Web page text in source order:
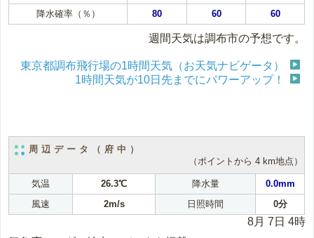
降水確率（％）
80 60 60
週間天気は調布市の予想です。
東京都調布飛行場の1時間天気（お天気ナビゲータ）
1時間天気が10日先までにパワーアップ！
周辺データ（府中）
（ポイントから 4 km地点）
気温 26.3℃ 降水量
0.0mm
風速
2m/s 日照時間 0分
8月 7日 4時